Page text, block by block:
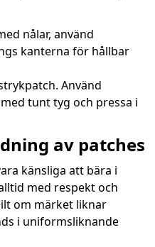
nålar, använd
kanterna för hållbar
Använd
tunt tyg och pressa i
av patches
känsliga att bära i
med respekt och
om märket liknar
i uniformsliknande